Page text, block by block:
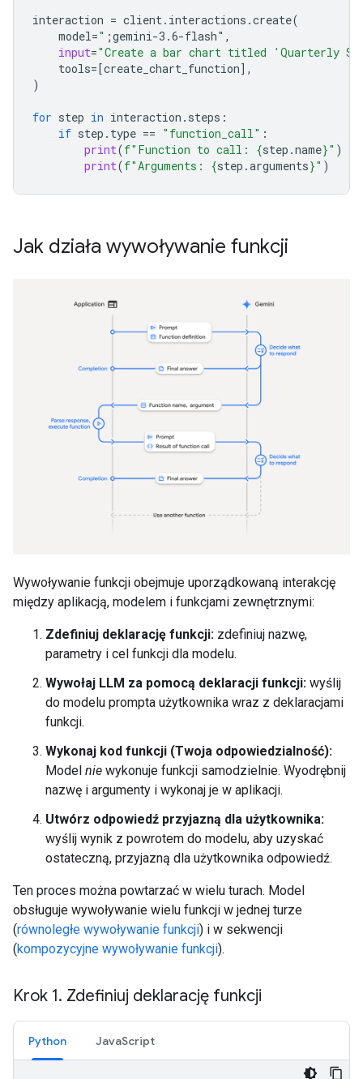
interaction = client. interactions .create(
model=" ;gemini-3.6-flash" ,
input="Create a bar chart titled 'Quarterly
tools=[create_chart_function],
)
for step in interaction . steps :
if step . type == "function_call" :
print(f"Function to call: {step .name}" )
print(f"Arguments: {step .arguments}" )
Jak działa wywoływanie funkcji
Wywoływanie funkcji obejmuje uporządkowaną interakcję
między aplikacją, modelem i funkcjami zewnętrznymi:
Zdefiniuj deklarację funkcji: zdefiniuj nazwę,
parametry i cel funkcji dla modelu.
Wywołaj LLM za pomocą deklaracji funkcji: wyślij
do modelu prompta użytkownika wraz z deklaracjami
funkcji.
Wykonaj kod funkcji (Twoja odpowiedzialność):
Model nie wykonuje funkcji samodzielnie. Wyodrębnij
nazwę i argumenty i wykonaj je w aplikacji.
Utwórz odpowiedź przyjazną dla użytkownika:
wyślij wynik z powrotem do modelu, aby uzyskać
ostateczną, przyjazną dla użytkownika odpowiedź.
Ten proces można powtarzać w wielu turach. Model
obsługuje wywoływanie wielu funkcji w jednej turze
(równoległe wywoływanie funkcji) i w sekwencji
(kompozycyjne wywoływanie funkcji).
Krok 1. Zdefiniuj deklarację funkcji
Python JavaScript